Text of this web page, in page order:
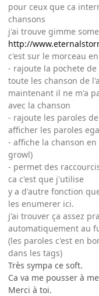
pour ceux que ca
chansons
j'ai trouve gimme
http://
c'est sur le morceau
- rajoute la pochete
toute les chanson de
maintenant il ne m'a
avec la chanson
- rajoute les paroles
afficher les paroles
- affiche la chanson
growl)
- permet des
ca c'est que j'utilise
y a d'autre fonction
les enumerer ici.
j'ai trouver ça assez
automatiquement au
(les paroles c'est en
dans les tags)
Très sympa ce soft.
Ca va me pousser à
Merci à toi.